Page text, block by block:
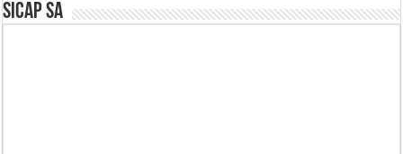
SICAP SA